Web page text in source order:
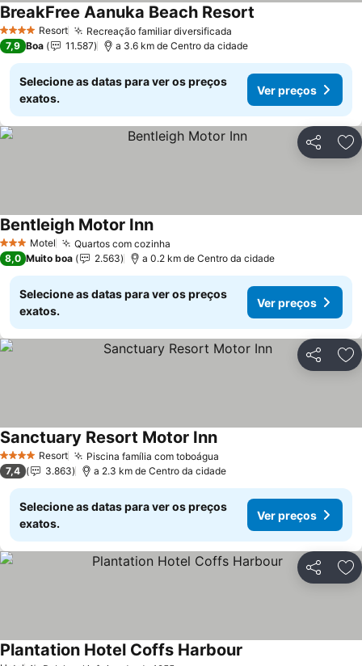
4 EstrelasResort Recreação familiar diversificada
BreakFree Aanuka Beach Resort
7,9 Boa 11.587 a 3.6 km de Centro da cidade
Selecione as datas para ver os preços
exatos.
Ver preços
Partilhar
3 EstrelasMotel Quartos com cozinha
Bentleigh Motor InnVer preços
8,0 Muito boa 2.563 a 0.2 km de Centro da cidade
Selecione as datas para ver os preços
exatos.
Ver preços
Partilhar
4 EstrelasResort Piscina família com toboágua
Sanctuary Resort Motor InnVer preços
7,4 3.863 a 2.3 km de Centro da cidade
Selecione as datas para ver os preços
exatos.
Ver preços
Partilhar
Plantation Hotel Coffs Harbour